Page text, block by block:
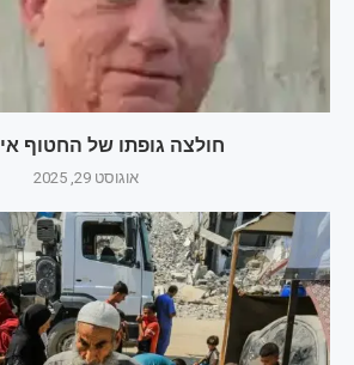
חולצה גופתו של החטוף
אוגוסט 29, 2025